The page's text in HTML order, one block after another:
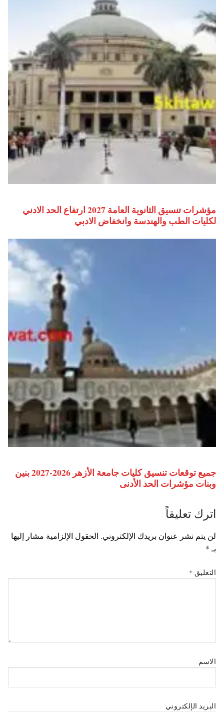
مؤشرات تنسيق الثانوية العامة 2027 ارتفاع الحد الادني
لكليات الطب والهندسة وانخفاض الادبي
جميع توقعات تنسيق كليات جامعة الأزهر 2026-2027 بنين
وبنات مؤشرات الحد الأدنى
اترك تعليقاً
لن يتم نشر عنوان بريدك الإلكتروني. الحقول الإلزامية مشار إليها
بـ *
التعليق *
الاسم
البريد الإلكتروني